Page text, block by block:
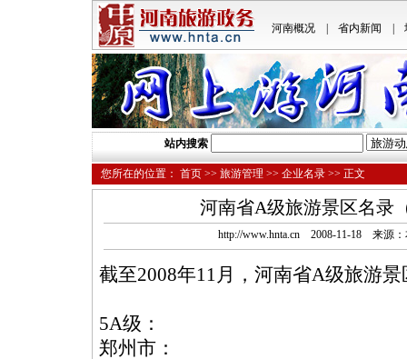
河南概况| 省内新闻
站内搜索
您所在的位置： 首页 >> 旅游管理 >> 企业名录 >> 正文
河南省A级旅游景区名录
http://www.hnta.cn 2008-11-18 来源
截至2008年11月，河南省A级旅游
5A级：
郑州市：